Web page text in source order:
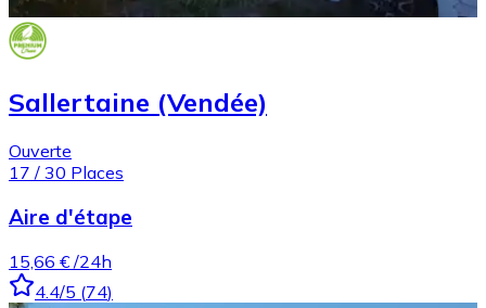
Sallertaine (Vendée)
Ouverte
17 / 30 Places
Aire d'étape
15,66 € /24h
4.4/5 (74)